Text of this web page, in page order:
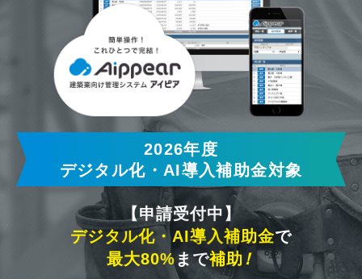
2026年度
デジタル化・AI導入補助金対象
【申請受付中】
デジタル化・AI導入補助金で
最大80% まで補助！